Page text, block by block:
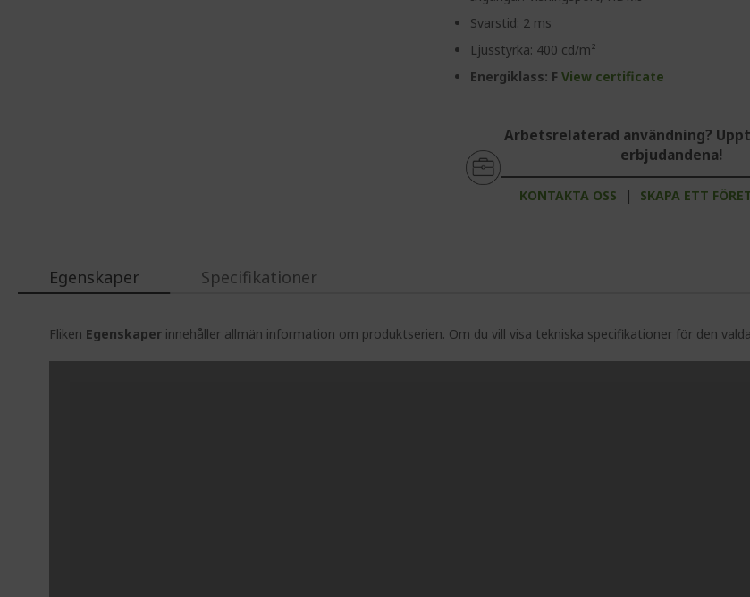
Svarstid: 2 ms
Ljusstyrka: 400 cd/m²
Energiklass: FView certificate
Arbetsrelaterad användning?
erbjudandena!
KONTAKTA OSS | SKAPA ETT
Egenskaper
Fliken Egenskaper innehåller allmän information om produktserien. Om du vill visa tekniska specifikationer för den
Specifikationer